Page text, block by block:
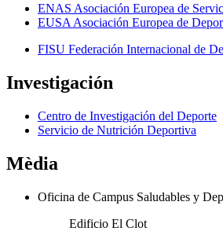
ENAS Asociación Europea de
EUSA Asociación Europea de
FISU Federación Internacional de
Investigación
Centro de Investigación del Deporte
Servicio de Nutrición Deportiva
Mèdia
Oficina de Campus Saludables y
Edificio El Clot